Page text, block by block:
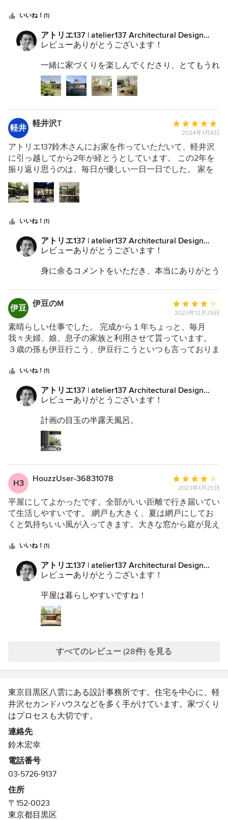
す。 この家に出会えて、本当に良かったと感じていま
た」と思っていただける家づくりをしていきたい
本当にありがとうございます。
ますます暮らしを楽しんでください！！
今後ともよろしくお願い致します。
星
する過程でも丁寧なご対応と的確なアドバイスで、家作り
の楽しさを味わうことが出来ました。 富士山を望む大き
な木枠の窓、中庭を見ながらリラックスできる浴室と洗
面、玄関アプローチとキッチン後ろの和モダンな印象の格
子デザインなどなど、お気に入りの場所がいっぱいです。
週末別荘生活を始めてまもなく2年が経ちます。自然の中
で気持ち良く過ごせる空間が心に豊かさをプラスしてくれ
ています。 鈴木さんに設計をお願いして本当に良かった
です。ありがとうございました。
いいね！(1)
アトリエ137 | atelier137 Architectural Design
Officeからのコメント：
レビューありがとうございます！
一緒に家づくりを楽しんでくださり、とてもうれ
しいです。
I さんの抜群のセンスと敷地を十分に活かした見
どころ満載のお家になったと自負しています。
心に豊かさをプラス！
何よりうれしいお言葉、建築家冥利に尽きます。
これからも目に映るものを超えた、心に語りかけ
る空間づくりをしていきたいと思っています。
別荘LIFE、ますます楽しんでください！！
今後もよろしくお願い致します。
軽井 軽井沢T
平
評
価：
5
2024年1月8日
アトリエ137鈴木さんにお家を作っていただいて、軽井沢
に引っ越してから2年が経とうとしています。 この2年を
振り返り思うのは、毎日が優しい一日一日でした。 家を
作る時は私たち夫婦も必死でしたが、出来上がって住んで
みるとどうしてこんなに心地よいのか。 それは、きっと
鈴木さんとの出会いを勝手ながら運命に思えるほどです。
の面、経験の面、作ってくださる工務店さんとの関わりも
あるでしょうが、鈴木さんはどれをとっても一流であると
思います。 でも、一流だけでは届かない何かを鈴木さん
はお持ちであると思います。 それは、鈴木さんの施主に
寄り添う姿勢ではないでしょうか。 多分、私たち夫婦が
と思います。 鈴木さんは、施主の思いを越えて家づくり
に愛を注いでくださいました。 これこそプロフェッショ
ナルだと思います。 これからも鈴木さんのお作りになる
家が多くの方々に幸せを届けることは間違いないでしょ
う。 ありがとうございました。
いいね！(1)
アトリエ137 | atelier137 Architectural Design
Officeからのコメント：
レビューありがとうございます！
身に余るコメントをいただき、本当にありがとう
私の家づくりへの姿勢、愛情を感じてくださっ
現場監督を中心に、棟梁はじめ、たくさんの職人
さんの手仕事のおかげでもあり、何よりそうした
職人さんの手仕事へのご夫妻のあたたかい眼差し
が、職人さんのよい仕事を引き出してくれたと思
り組んでいきたいと、2024年の年初にあらため
て誓うことができ、とても有難いです。
本当にありがとうございます。
軽井沢LIFE、ますます楽しんでください！！
今後もよろしくお願い致します。
伊豆 伊豆のM
平
均
評
価：
5
星
2023年12月29日
素晴らしい仕事でした。 完成から１年ちょっと、毎月
我々夫婦、娘、息子の家族と利用させて貰っています。
３歳の孫も伊豆行こう、伊豆行こうといつも言っておりま
リゾート旅館の雰囲気です。 ありがとうございました。
いいね！(1)
アトリエ137 | atelier137 Architectural Design
Officeからのコメント：
レビューありがとうございます！
計画の目玉の半露天風呂。
温泉も引き込まれていますし、景色も最高、うら
やましい限りです。
今後ともよろしくお願い致します。
H3 HouzzUser-36831078
平
均
評
価：
5
星
2023年1月25日
平屋にしてよかったです。全部がいい距離で行き届いてい
て生活しやすいです。 網戸も大きく、夏は網戸にしてお
くと気持ちいい風が入ってきます。大きな窓から庭が見え
ブも気に入っています。 外から帰ってきても家の中は暖
かく過ごせて快適です。
いいね！(1)
アトリエ137 | atelier137 Architectural Design
Officeからのコメント：
レビューありがとうございます！
平屋は暮らしやすいですね！
大きな開口をもつLDKを中心に、各個室や収納ス
ペースをレイアウトするプランは合理的で洗練さ
れたものになったと自負しています。
軽井沢LIFE、楽しんでください！！
すべてのレビュー (28件) を見る
東京目黒区八雲にある設計事務所です。住宅を中心に、軽
井沢セカンドハウスなどを多く手がけています。家づくり
はプロセスも大切です。
家は明るく、楽しく、気持ちよく。
より豊かで快適な生活を楽しむための家づくり。住まい手
の生活スタイルや敷地の周辺環境を生かした空間づくりを
心がけています。
住宅を設計するとき、「ひとつ屋根の下」的な・・そうい
う感覚を大切にしています。
仕切られた部屋の集合体でなく、大きなひとつの空間の中
にいるような家。よい住まいとは、そういうものではない
連絡先
鈴木宏幸
電話番号
03-5726-9137
住所
〒152-0023
東京都目黒区